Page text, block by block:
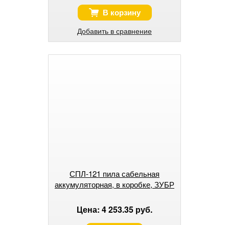
В корзину
Добавить в сравнение
СПЛ-121 пила сабельная
аккумуляторная, в коробке, ЗУБР
Цена: 4 253.35 руб.